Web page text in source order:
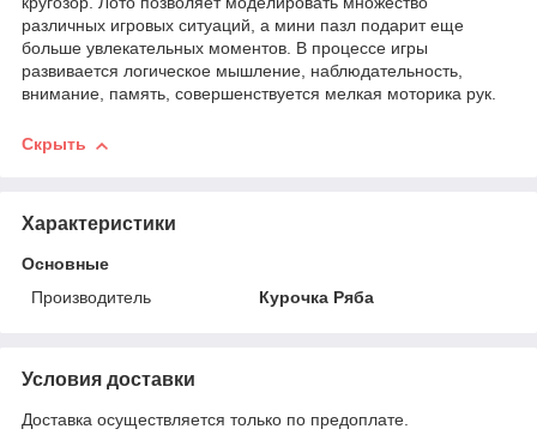
различных игровых ситуаций, а мини пазл подарит еще
больше увлекательных моментов. В процессе игры
развивается логическое мышление, наблюдательность,
внимание, память, совершенствуется мелкая моторика рук.
Скрыть
Характеристики
Основные
Производитель
Курочка Ряба
Условия доставки
Доставка осуществляется только по предоплате.